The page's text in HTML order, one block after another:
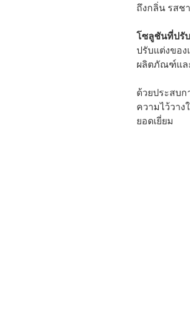
ถึงกลิ่น รสช
โซลูชันที่ปรั
ปรับแต่งของ
ผลิตภัณฑ์แล
ด้วยประสบก
ความไว้วา
ยอดเยี่ยม